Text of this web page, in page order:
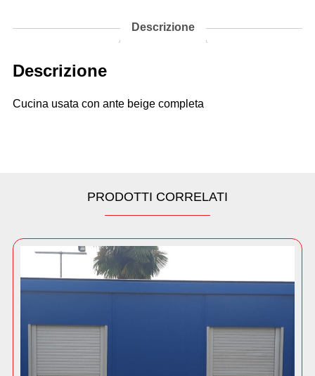
Descrizione
Descrizione
Cucina usata con ante beige completa
PRODOTTI CORRELATI